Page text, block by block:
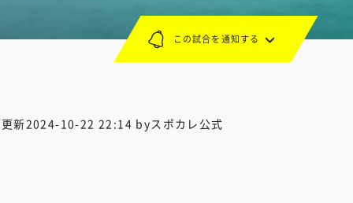
新2024-10-22 22:14 byスポカレ公式
この試合を通知する